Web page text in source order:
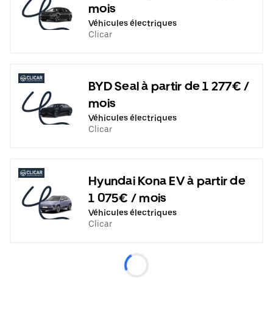
mois
Véhicules électriques
Clicar
BYD Seal à partir de 1 277€ /
mois
Véhicules électriques
Clicar
Hyundai Kona EV à partir de
1 075€ / mois
Véhicules électriques
Clicar